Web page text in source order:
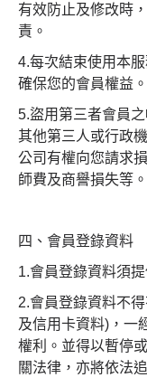
有效防止及修改時
責。
4.每次結束使用本
確保您的會員權益。
5.盜用第三者會員
其他第三人或行政
公司有權向您請求
師費及商譽損失等。
四、會員登錄資料
1.會員登錄資料須
2.會員登錄資料不
及信用卡資料)，一
權利。並得以暫停
關法律，亦將依法